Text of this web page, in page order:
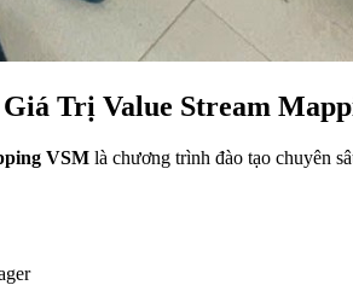
Trị Value Stream
VSM là chương trình đào tạo chuyên